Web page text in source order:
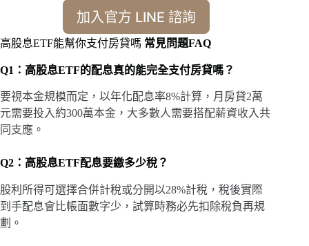
加入官方 LINE 諮詢
高股息ETF能幫你支付房貸嗎 常見問題FAQ
Q1：高股息ETF的配息真的能完全支付房貸嗎？
要視本金規模而定，以年化配息率8%計算，月房貸2萬
元需要投入約300萬本金，大多數人需要搭配薪資收入共
同支應。
Q2：高股息ETF配息要繳多少稅？
股利所得可選擇合併計稅或分開以28%計稅，稅後實際
到手配息會比帳面數字少，試算時務必先扣除稅負再規
劃。